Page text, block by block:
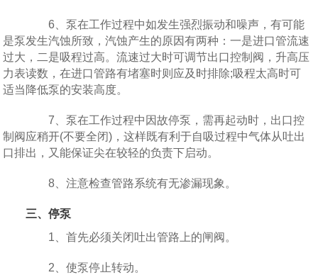
6、泵在工作过程中如发生强烈振动和噪声，有可能
是泵发生汽蚀所致，汽蚀产生的原因有两种：一是进口管流速
过大，二是吸程过高。流速过大时可调节出口控制阀，升高压
力表读数，在进口管路有堵塞时则应及时排除;吸程太高时可
适当降低泵的安装高度。
7、泵在工作过程中因故停泵，需再起动时，出口控
制阀应稍开(不要全闭)，这样既有利于自吸过程中气体从吐出
口排出，又能保证尖在较轻的负责下启动。
8、注意检查管路系统有无渗漏现象。
三、停泵
1、首先必须关闭吐出管路上的闸阀。
2、使泵停止转动。